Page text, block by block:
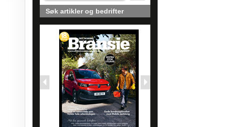
Søk artikler og bedrifter